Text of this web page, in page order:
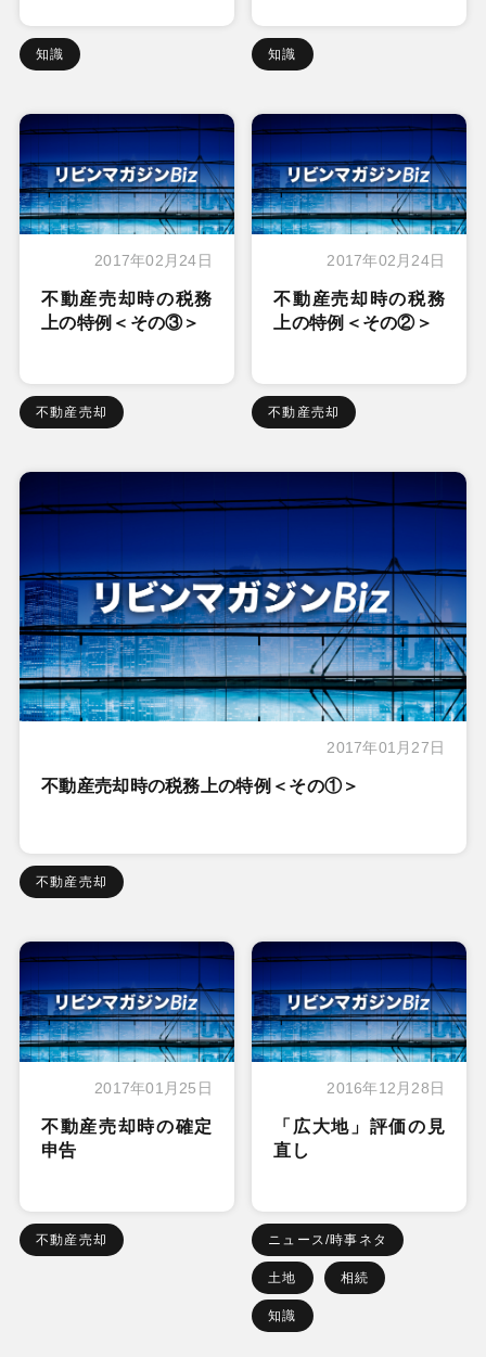
知識 知識
2017年02月24日
不動産売却時の税務
上の特例＜その③＞
不動産売却
2017年02月24日
不動産売却時の税務
上の特例＜その②＞
不動産売却
2017年01月27日
不動産売却時の税務上の特例＜その①＞
不動産売却
2017年01月25日
不動産売却時の確定
申告
不動産売却
2016年12月28日
「広大地」評価の見
直し
ニュース/時事ネタ
土地 相続
知識